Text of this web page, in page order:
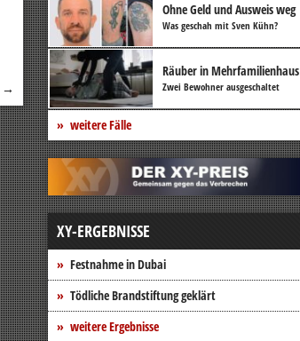
→
Ohne Geld und Ausweis weg
Was geschah mit Sven Kühn?
Räuber in Mehrfamilienhaus
Zwei Bewohner ausgeschaltet
weitere Fälle
XY-ERGEBNISSE
Festnahme in Dubai
Tödliche Brandstiftung geklärt
weitere Ergebnisse